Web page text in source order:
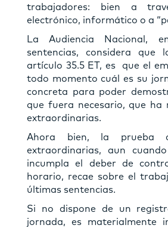
trabajadores: bien a
electrónico, informático o a
La Audiencia Nacional,
sentencias, considera que
artículo 35.5 ET, es que el
todo momento cuál es su
concreta para poder
que fuera necesario, que ha
extraordinarias.
Ahora bien, la prueba
extraordinarias, aun
incumpla el deber de
horario, recae sobre el
últimas sentencias.
Si no dispone de un
jornada, es materialmente